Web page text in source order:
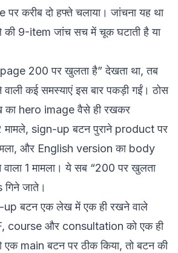
पर करीब दो हफ्ते चलाया। जांचना यह था
9-item जांच सच में चूक घटाती है या
200 पर खुलता है” देखता था, तब
कई समस्याएं इस बार पकड़ी गईं। ठोस
hero image वैसे ही रखकर
sign-up बटन पुराने product पर
और English version का body
वाला 1 मामला। ये सब “200 पर खुलता
गिने जाते।
बटन एक लेख में एक ही रखने वाले
course और consultation को एक ही
main बटन पर ठीक किया, तो बटन की